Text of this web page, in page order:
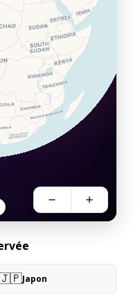
Japon